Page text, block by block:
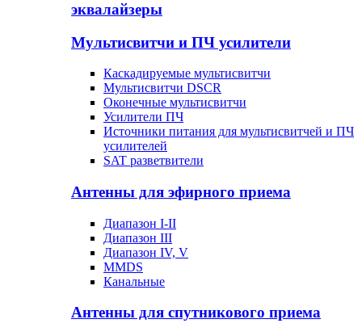
эквалайзеры
Мультисвитчи и ПЧ усилители
Каскадируемые мультисвитчи
Мультисвитчи DSCR
Оконечные мультисвитчи
Усилители ПЧ
Источники питания для мультисвитчей и ПЧ
усилителей
SAT разветвители
Антенны для эфирного приема
Диапазон I-II
Диапазон III
Диапазон IV, V
MMDS
Канальные
Антенны для спутникового приема